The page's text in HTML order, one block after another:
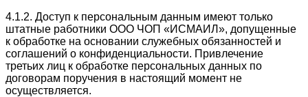
4.1.2. Доступ к персональным данным имеют только
штатные работники ООО ЧОП «ИСМАИЛ», допущенные
к обработке на основании служебных обязанностей и
соглашений о конфиденциальности. Привлечение
третьих лиц к обработке персональных данных по
договорам поручения в настоящий момент не
осуществляется.